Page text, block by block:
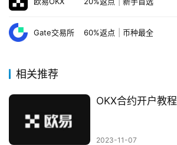
Gate交易所 60%返点 币种最全
相关推荐
OKX合约开户教程
2023-11-07